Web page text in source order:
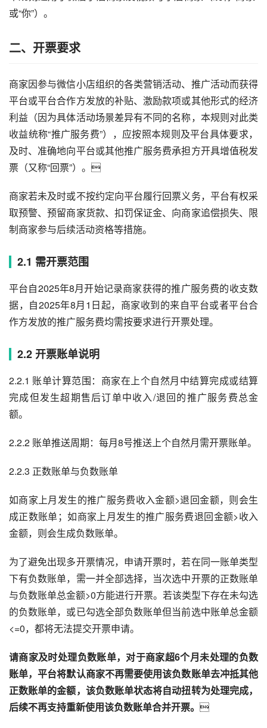
或“你”）。
二、开票要求
商家因参与微信小店组织的各类营销活动、推广活动而获得
平台或平台合作方发放的补贴、激励款项或其他形式的经济
利益（因为具体活动场景差异有不同的名称，本规则对此类
收益统称“推广服务费”），应按照本规则及平台具体要求，
及时、准确地向平台或其他推广服务费承担方开具增值税发
票（又称“回票”）。
商家若未及时或不按约定向平台履行回票义务，平台有权采
取预警、预留商家货款、扣罚保证金、向商家追偿损失、限
制商家参与后续活动资格等措施。
2.1 需开票范围
平台自2025年8月开始记录商家获得的推广服务费的收支数
据，自2025年8月1日起，商家收到的来自平台或者平台合
作方发放的推广服务费均需按要求进行开票处理。
2.2 开票账单说明
2.2.1 账单计算范围：商家在上个自然月中结算完成或结算
完成但发生超期售后订单中收入/退回的推广服务费总金
额。
2.2.2 账单推送周期：每月8号推送上个自然月需开票账单。
2.2.3 正数账单与负数账单
如商家上月发生的推广服务费收入金额>退回金额，则会生
成正数账单；如商家上月发生的推广服务费退回金额>收入
金额，则会生成负数账单。
为了避免出现多开票情况，申请开票时，若在同一账单类型
下有负数账单，需一并全部选择，当次选中开票的正数账单
与负数账单总金额>0方能进行开票。若该类型下存在未勾选
的负数账单，或已勾选全部负数账单但当前选中账单总金额
<=0，都将无法提交开票申请。
请商家及时处理负数账单，对于商家超6个月未处理的负数
账单，平台将默认商家不再需要使用该负数账单去冲抵其他
正数账单的金额，该负数账单状态将自动扭转为处理完成，
后续不再支持重新使用该负数账单合并开票。 